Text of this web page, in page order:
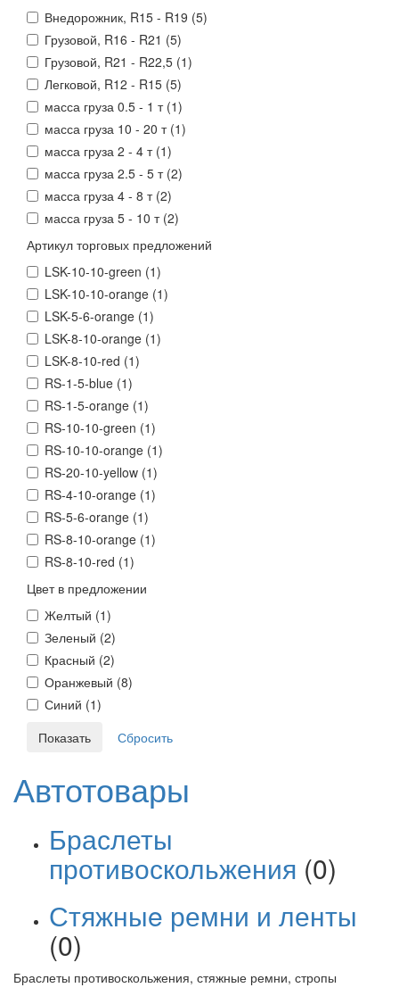
Внедорожник, R15 - R19 (5)
Грузовой, R16 - R21 (5)
Грузовой, R21 - R22,5 (1)
Легковой, R12 - R15 (5)
масса груза 0.5 - 1 т (1)
масса груза 10 - 20 т (1)
масса груза 2 - 4 т (1)
масса груза 2.5 - 5 т (2)
масса груза 4 - 8 т (2)
масса груза 5 - 10 т (2)
Артикул торговых предложений
LSK-10-10-green (1)
LSK-10-10-orange (1)
LSK-5-6-orange (1)
LSK-8-10-orange (1)
LSK-8-10-red (1)
RS-1-5-blue (1)
RS-1-5-orange (1)
RS-10-10-green (1)
RS-10-10-orange (1)
RS-20-10-yellow (1)
RS-4-10-orange (1)
RS-5-6-orange (1)
RS-8-10-orange (1)
RS-8-10-red (1)
Цвет в предложении
Желтый (1)
Зеленый (2)
Красный (2)
Оранжевый (8)
Синий (1)
Автотовары
Браслеты
противоскольжения (0)
Стяжныe ремни и ленты
(0)
Браслеты противоскольжения, стяжные ремни, стропы